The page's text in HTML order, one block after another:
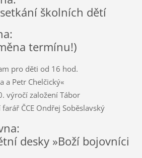
školních dětí
termínu!)
pro děti od 16 hod.
a Petr Chelčický«
výročí založení Tábor
ČCE Ondřej Soběslavský
desky »Boží bojovníci